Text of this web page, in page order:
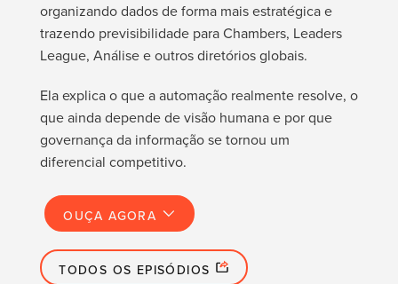
organizando dados de forma mais estratégica e
trazendo previsibilidade para Chambers, Leaders
League, Análise e outros diretórios globais.
Ela explica o que a automação realmente resolve, o
que ainda depende de visão humana e por que
governança da informação se tornou um
diferencial competitivo.
OUÇA AGORA
TODOS OS EPISÓDIOS